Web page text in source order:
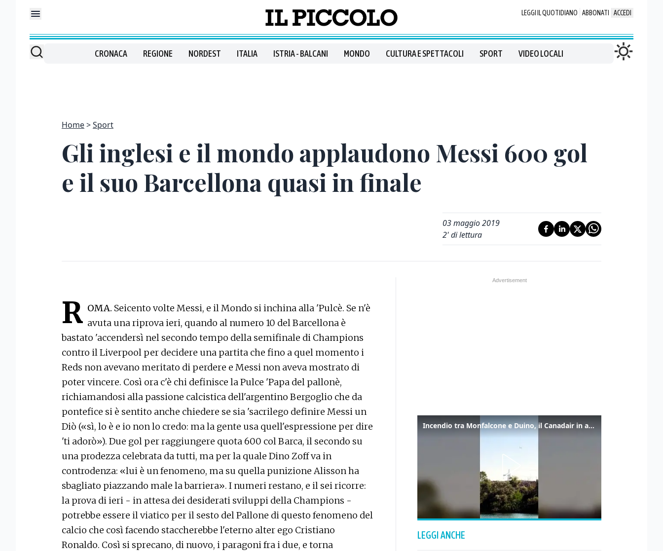
LEGGI IL QUOTIDIANO ABBONATI ACCEDI
CRONACA REGIONE NORDEST ITALIA ISTRIA - BALCANI MONDO CULTURA E SPETTACOLI SPORT VIDEO LOCALI
Home Sport
Gli inglesi e il mondo applaudono Messi 600 gol
e il suo Barcellona quasi in finale
03 maggio 2019
2' di lettura
R OMA. Seicento volte Messi, e il Mondo si inchina alla 'Pulcè. Se n'è
avuta una riprova ieri, quando al numero 10 del Barcellona è
bastato 'accendersì nel secondo tempo della semifinale di Champions
contro il Liverpool per decidere una partita che fino a quel momento i
Reds non avevano meritato di perdere e Messi non aveva mostrato di
poter vincere. Così ora c'è chi definisce la Pulce 'Papa del pallonè,
richiamandosi alla passione calcistica dell'argentino Bergoglio che da
pontefice si è sentito anche chiedere se sia 'sacrilego definire Messi un
Diò («sì, lo è e io non lo credo: ma la gente usa quell'espressione per dire
'ti adorò»). Due gol per raggiungere quota 600 col Barca, il secondo su
una prodezza celebrata da tutti, ma per la quale Dino Zoff va in
controdenza: «lui è un fenomeno, ma su quella punizione Alisson ha
sbagliato piazzando male la barriera». I numeri restano, e il sei ricorre:
la prova di ieri - in attesa dei desiderati sviluppi della Champions -
potrebbe essere il viatico per il sesto del Pallone di questo fenomeno del
calcio che così facendo staccherebbe l'eterno alter ego Cristiano
Ronaldo. Così si sprecano, di nuovo, i paragoni fra i due, e torna
Incendio tra Monfalcone e Duino, il Canadair in azione per fermare le fiamme sul fronte dell’A4
LEGGI ANCHE